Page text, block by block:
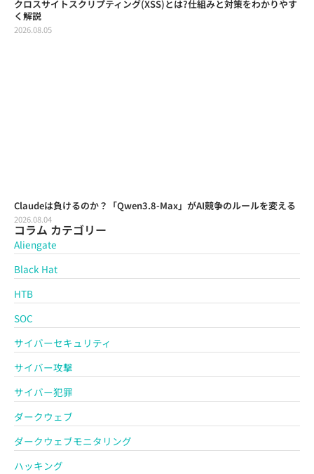
クロスサイトスクリプティング(XSS)とは?仕組みと対策をわかりやす
く解説
2026.08.05
Claudeは負けるのか？「Qwen3.8-Max」がAI競争のルールを変える
2026.08.04
コラム カテゴリー
Aliengate
Black Hat
HTB
SOC
サイバーセキュリティ
サイバー攻撃
サイバー犯罪
ダークウェブ
ダークウェブモニタリング
ハッキング